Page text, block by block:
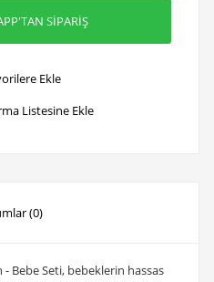
SİPARİŞ
Ekle
Listesine Ekle
(0)
- Bebe Seti, bebeklerin hassas